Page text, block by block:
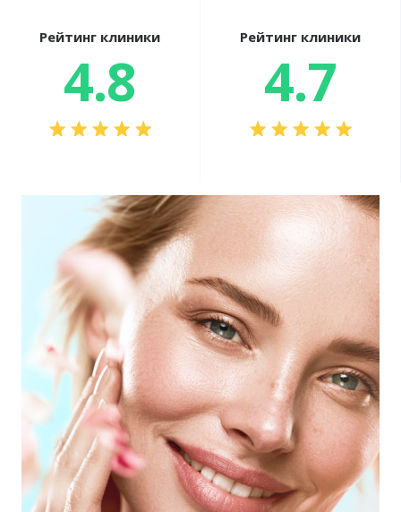
Рейтинг клиники
4.8
Рейтинг клиники
4.7